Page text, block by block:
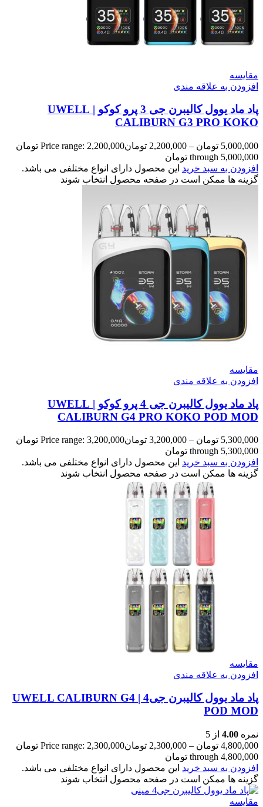
مقایسه
افزودن به علاقه مندی
پاد ماد یوول کالیبرن جی 3 پرو کوکو | UWELL
CALIBURN G3 PRO KOKO
5,000,000 تومان –
2,200,000 تومان
Price range: 2,200,000 تومان
through 5,000,000 تومان
افزودن به سبد خرید این محصول دارای انواع مختلفی می باشد.
گزینه ها ممکن است در صفحه محصول انتخاب شوند
مقایسه
افزودن به علاقه مندی
پاد ماد یوول کالیبرن جی 4 پرو کوکو | UWELL
CALIBURN G4 PRO KOKO POD MOD
5,300,000 تومان –
3,200,000 تومان
Price range: 3,200,000 تومان
through 5,300,000 تومان
افزودن به سبد خرید این محصول دارای انواع مختلفی می باشد.
گزینه ها ممکن است در صفحه محصول انتخاب شوند
مقایسه
افزودن به علاقه مندی
پاد ماد یوول کالیبرن جی4 | UWELL CALIBURN G4
POD MOD
نمره 4.00 از 5
4,800,000 تومان –
2,300,000 تومان
Price range: 2,300,000 تومان
through 4,800,000 تومان
افزودن به سبد خرید این محصول دارای انواع مختلفی می باشد.
گزینه ها ممکن است در صفحه محصول انتخاب شوند
مقایسه